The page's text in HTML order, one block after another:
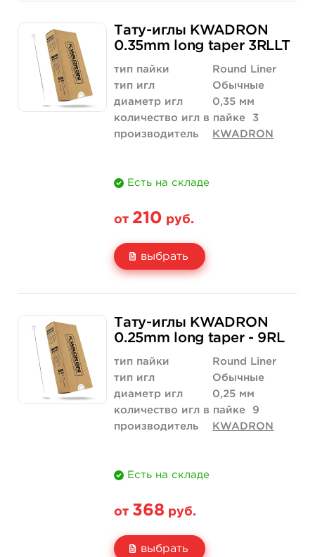
Цена
Количество
315 руб.
174 руб.
купить
630 руб.
347 руб.
купить
Тату-иглы KWADRON
0.35mm long taper 3RLLT
тип пайки
Round Liner
тип игл
Обычные
диаметр игл
0,35 мм
количество игл в пайке
3
производитель
KWADRON
Есть на складе
от 210 руб.
выбрать
Цена
Количество
210 руб.
купить
420 руб.
купить
Тату-иглы KWADRON
0.25mm long taper - 9RL
тип пайки
Round Liner
тип игл
Обычные
диаметр игл
0,25 мм
количество игл в пайке
9
производитель
KWADRON
Есть на складе
от 368 руб.
выбрать